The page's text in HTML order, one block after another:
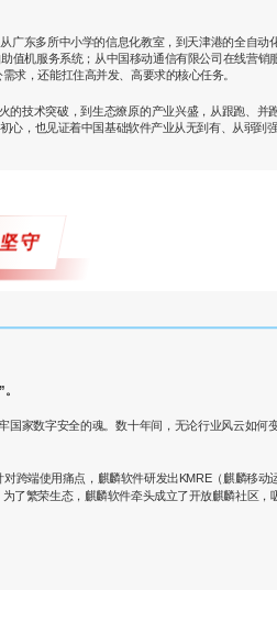
广东多所中小学的信息化教室，到天津港的全自动
值机服务系统；从中国移动通信有限公司在线营销
，还能扛住高并发、高要求的核心任务。
的技术突破，到生态燎原的产业兴盛，从跟跑、并
心，也见证着中国基础软件产业从无到有、从弱到强
守
家数字安全的魂。数十年间，无论行业风云如何
跨端使用痛点，麒麟软件研发出KMRE（麒麟移动
了繁荣生态，麒麟软件牵头成立了开放麒麟社区，